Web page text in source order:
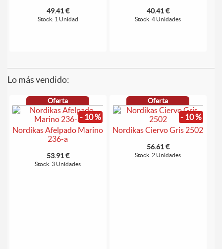
49.41 €
Stock: 1 Unidad
40.41 €
Stock: 4 Unidades
Lo más vendido:
Oferta
- 10 %
Nordikas Afelpado Marino
236-a
53.91 €
Stock: 3 Unidades
Oferta
- 10 %
Nordikas Ciervo Gris 2502
56.61 €
Stock: 2 Unidades